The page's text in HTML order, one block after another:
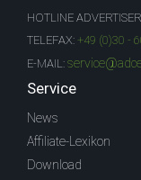
HOTLINE
TELEFAX: +49 (0)30 -
E-MAIL:
Service
News
Affiliate-Lexikon
Download